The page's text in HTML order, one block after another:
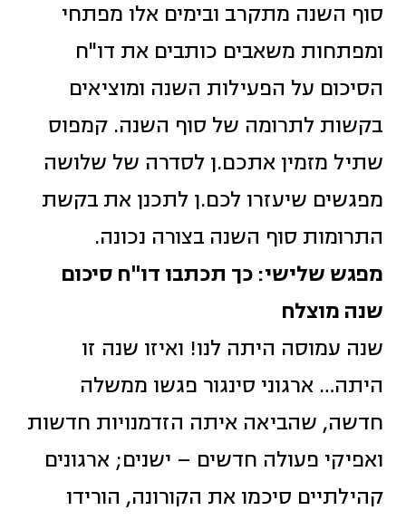
סוף השנה מתקרב ובימים אלו מפתחי
ומפתחות משאבים כותבים את דו"ח
הסיכום על הפעילות השנה ומוציאים
בקשות לתרומה של סוף השנה. קמפוס
שתיל מזמין אתכם.ן לסדרה של שלושה
מפגשים שיעזרו לכם.ן לתכנן את בקשת
התרומות סוף השנה בצורה נכונה.
מפגש שלישי: כך תכתבו דו"ח סיכום
שנה מוצלח
שנה עמוסה היתה לנו! ואיזו שנה זו
היתה… ארגוני סינגור פגשו ממשלה
חדשה, שהביאה איתה הזדמנויות חדשות
ואפיקי פעולה חדשים – ישנים; ארגונים
קהילתיים סיכמו את הקורונה, הורידו